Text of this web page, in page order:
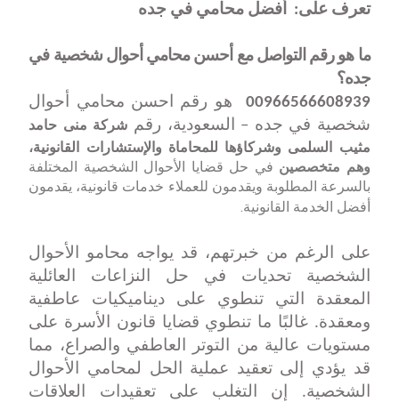
تعرف على:أفضل محامي في جده
ما هو رقم التواصل مع أحسن محامي أحوال شخصية في
جده؟
00966566608939
هو رقم احسن محامي أحوال
شخصية في جده – السعودية، رقم شركة منى حامد
مثيب السلمى وشركاؤها للمحاماة والإستشارات القانونية،
وهم متخصصين في حل قضايا الأحوال الشخصية المختلفة
بالسرعة المطلوبة ويقدمون للعملاء خدمات قانونية، يقدمون
أفضل الخدمة القانونية.
على الرغم من خبرتهم، قد يواجه محامو الأحوال
الشخصية تحديات في حل النزاعات العائلية
المعقدة التي تنطوي على ديناميكيات عاطفية
ومعقدة. غالبًا ما تنطوي قضايا قانون الأسرة على
مستويات عالية من التوتر العاطفي والصراع، مما
قد يؤدي إلى تعقيد عملية الحل لمحامي الأحوال
الشخصية. إن التغلب على تعقيدات العلاقات